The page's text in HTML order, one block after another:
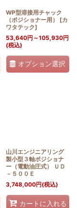
WP型溶接用チャック
（ポジショナー用）
[カ
ワタテック]
53,640円 ～105,930円
(税込)
オプション選択
山川エンジニアリング
製小型３軸ポジショナ
ー（電動油圧式） ＵＤ
－５００Ｅ
3,748,000円(税込)
カートに入れる